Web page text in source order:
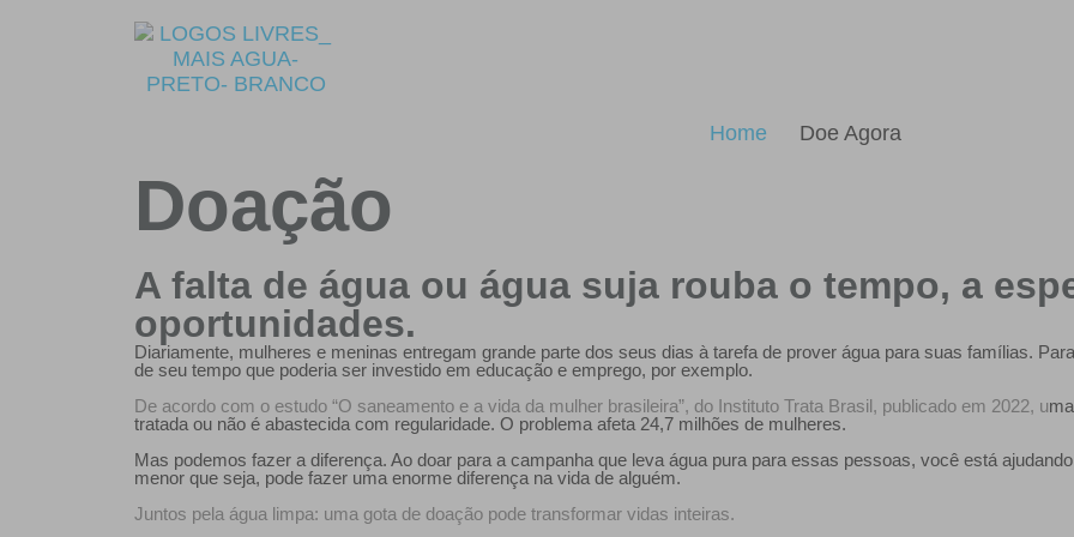
Home Doe Agora
Doação
A falta de água ou água suja rouba o tempo, a
oportunidades.
Diariamente, mulheres e meninas entregam grande parte dos seus dias à tarefa de prover água para suas famílias.
de seu tempo que poderia ser investido em educação e emprego, por exemplo.
De acordo com o estudo “O saneamento e a vida da mulher brasileira”, do Instituto Trata Brasil, publicado em 2022, u
tratada ou não é abastecida com regularidade. O problema afeta 24,7 milhões de mulheres.
Mas podemos fazer a diferença. Ao doar para a campanha que leva água pura para essas pessoas, você está
menor que seja, pode fazer uma enorme diferença na vida de alguém.
Juntos pela água limpa: uma gota de doação pode transformar vidas inteiras.